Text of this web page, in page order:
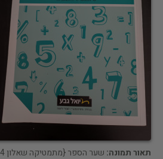
תאור תמונה: שער הספר {מתמטיקה שאלון 804 כרך ג}